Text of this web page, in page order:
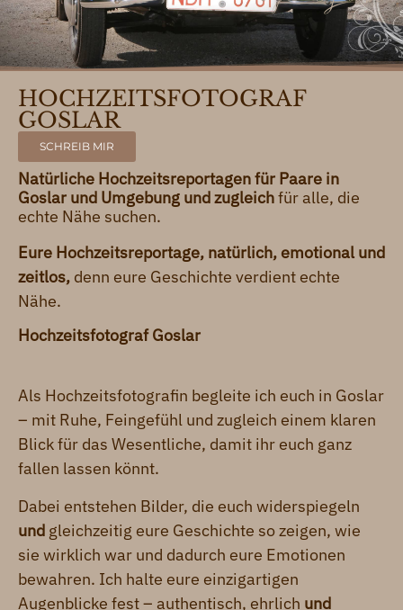
HOCHZEITSFOTOGRAF
GOSLAR
SCHREIB MIR
Natürliche Hochzeitsreportagen für Paare in
Goslar und Umgebung und zugleichfür alle, die
echte Nähe suchen.
Eure Hochzeitsreportage, natürlich, emotional und
zeitlos, denn eure Geschichte verdient echte
Nähe.
Hochzeitsfotograf Goslar
Als Hochzeitsfotografin begleite ich euch in Goslar
– mit Ruhe, Feingefühl und zugleich einem klaren
Blick für das Wesentliche, damit ihr euch ganz
fallen lassen könnt.
Dabei entstehen Bilder, die euch widerspiegeln
und gleichzeitig eure Geschichte so zeigen, wie
sie wirklich war und dadurch eure Emotionen
bewahren. Ich halte eure einzigartigen
Augenblicke fest – authentisch, ehrlich und